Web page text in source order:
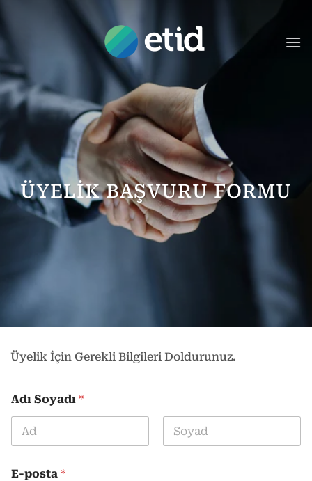
ÜYELIK BAŞVURU FORMU
Üyelik İçin Gerekli Bilgileri Doldurunuz.
Adı Soyadı *
E-posta *